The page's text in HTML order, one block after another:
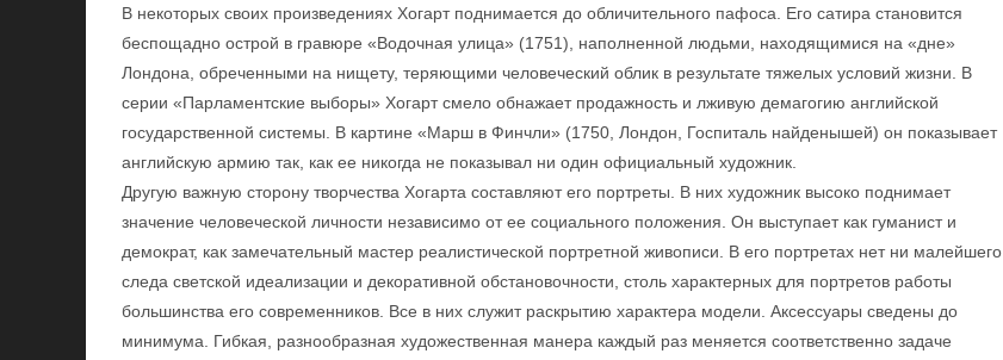
В некоторых своих произведениях Хогарт поднимается до обличительного пафоса. Его сатира становится
беспощадно острой в гравюре «Водочная улица» (1751), наполненной людьми, находящимися на «дне»
Лондона, обреченными на нищету, теряющими человеческий облик в результате тяжелых условий жизни. В
серии «Парламентские выборы» Хогарт смело обнажает продажность и лживую демагогию английской
государственной системы. В картине «Марш в Финчли» (1750, Лондон, Госпиталь найденышей) он показывает
английскую армию так, как ее никогда не показывал ни один официальный художник.
Другую важную сторону творчества Хогарта составляют его портреты. В них художник высоко поднимает
значение человеческой личности независимо от ее социального положения. Он выступает как гуманист и
демократ, как замечательный мастер реалистической портретной живописи. В его портретах нет ни малейшего
следа светской идеализации и декоративной обстановочности, столь характерных для портретов работы
большинства его современников. Все в них служит раскрытию характера модели. Аксессуары сведены до
минимума. Гибкая, разнообразная художественная манера каждый раз меняется соответственно задаче